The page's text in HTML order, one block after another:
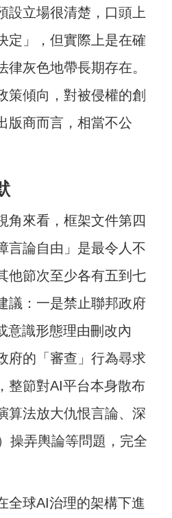
設立場很清楚，口頭上
定」，但實際上是在確
律灰色地帶長期存在。
策傾向，對被侵權的創
版商而言，相當不公
角來看，框架文件第四
言論自由」是最令人不
他節次至少各有五到七
議：一是禁止聯邦政府
意識形態理由刪改內
府的「審查」行為尋求
整節對AI平台本身散布
算法放大仇恨言論、深
操弄輿論等問題，完全
全球AI治理的架構下進